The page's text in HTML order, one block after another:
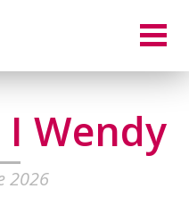
Wendy
2026